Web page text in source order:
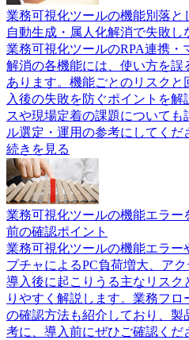
業務可視化ツールの機能別落と
自動生成・属人化解消で失敗し
業務可視化ツールのRPA連携
解消の各機能には、使い方を
あります。機能ごとのリスク
入後の失敗を防ぐポイントを解
スや現場定着の課題について
ル選定・運用の参考にしてくだ
続きを見る
業務可視化ツールの機能エラー
前の確認ポイント
業務可視化ツールの機能エラー
プチャによるPC負荷増大、ア
導入後に起こりうる主なリス
りやすく解説します。業務フ
の確認方法も紹介しており、
考に、導入前にぜひご確認くだ